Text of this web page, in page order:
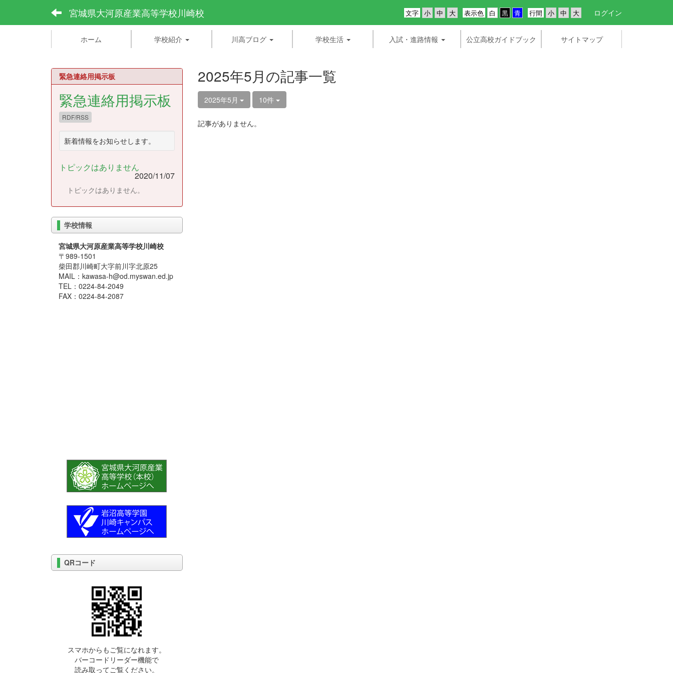
宮城県大河原産業高等学校川崎校 行間
表示色
文字 ログイン
ホーム 学校紹介 川高ブログ 学校生活 入試・進路情報 公立高校ガイドブック サイトマップ
2025年5月の記事一覧
2025年5月 10件
記事がありません。
緊急連絡用掲示板
緊急連絡用掲示板
RDF/RSS
新着情報をお知らせします。
トピックはありません
2020/11/07
トピックはありません。
学校情報
宮城県大河原産業高等学校川崎校
〒989-1501
柴田郡川崎町大字前川字北原25
MAIL：kawasa-h@od.myswan.ed.jp
TEL：0224-84-2049
FAX：0224-84-2087
QRコード
スマホからもご覧になれます。
バーコードリーダー機能で
読み取ってご覧ください。